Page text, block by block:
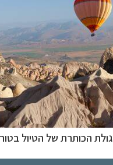
גולת הכותרת של הטיול